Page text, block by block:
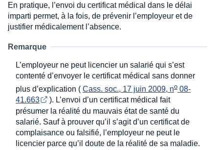
En pratique, l’envoi du certificat médical dans le délai
imparti permet, à la fois, de prévenir l’employeur et de
justifier médicalement l’absence.
Remarque
L’employeur ne peut licencier un salarié qui s’est
contenté d’envoyer le certificat médical sans donner
plus d’explication ( Cass. soc., 17 juin 2009, no 08-
41.663
). L’envoi d’un certificat médical fait
présumer la réalité du mauvais état de santé du
salarié. Sauf à prouver qu’il s’agit d’un certificat de
complaisance ou falsifié, l’employeur ne peut le
licencier parce qu’il doute de la réalité de sa maladie.